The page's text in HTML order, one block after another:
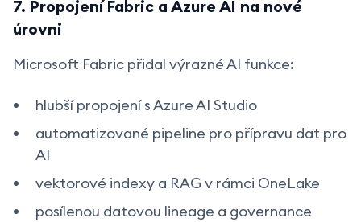
7. Propojení Fabric a Azure AI na nové
úrovni
Microsoft Fabric přidal výrazné AI funkce:
hlubší propojení s Azure AI Studio
automatizované pipeline pro přípravu dat pro
AI
vektorové indexy a RAG v rámci OneLake
posílenou datovou lineage a governance